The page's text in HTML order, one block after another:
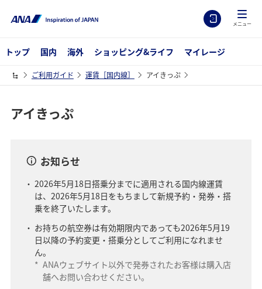
メニュー
トップ 国内 海外 ショッピング&ライフ マイレージ
ご利用ガイド 運賃［国内線］ アイきっぷ
アイきっぷ
お知らせ
2026年5月18日搭乗分までに適用される国内線運賃
は、2026年5月18日をもちまして新規予約・発券・搭
乗を終了いたします。
お持ちの航空券は有効期限内であっても2026年5月19
日以降の予約変更・搭乗分としてご利用になれませ
ん。
* ANAウェブサイト以外で発券されたお客様は購入店
舗へお問い合わせください。